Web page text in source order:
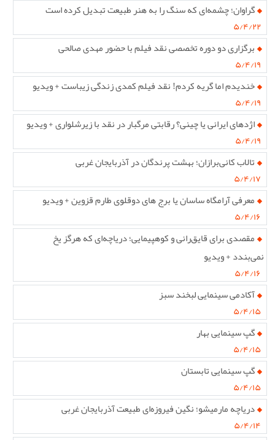
گراوان؛ چشمه‌ای که سنگ را به هنر طبیعت تبدیل کرده است
۵/۴/۲۲
برگزاری دو دوره تخصصی نقد فیلم با حضور مهدی صالحی
۵/۴/۱۹
خندیدم اما گریه کردم! نقد فیلم کمدی زندگی زیباست + ویدیو
۵/۴/۱۹
اژدهای ایرانی یا چینی؟ رقابتی مرگبار در نقد با زیرشلواری + ویدیو
۵/۴/۱۹
تالاب کانی‌برازان؛ بهشت پرندگان در آذربایجان غربی
۵/۴/۱۷
معرفی آرامگاه ساسان یا برج های دوقلوی طارم قزوین + ویدیو
۵/۴/۱۶
مقصدی برای قایق‌رانی و کوهپیمایی؛ دریاچه‌ای که هرگز یخ
نمی‌بندد + ویدیو
۵/۴/۱۶
آکادمی سینمایی لبخند سبز
۵/۴/۱۵
گپ سینمایی بهار
۵/۴/۱۵
گپ سینمایی تابستان
۵/۴/۱۵
دریاچه مارمیشو؛ نگین فیروزه‌ای طبیعت آذربایجان غربی
۵/۴/۱۴